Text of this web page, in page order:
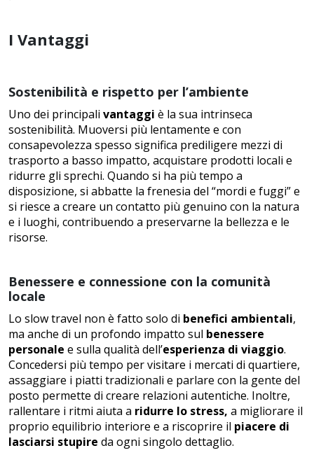
I Vantaggi
Sostenibilità e rispetto per l’ambiente
Uno dei principali vantaggi è la sua intrinseca
sostenibilità. Muoversi più lentamente e con
consapevolezza spesso significa prediligere mezzi di
trasporto a basso impatto, acquistare prodotti locali e
ridurre gli sprechi. Quando si ha più tempo a
disposizione, si abbatte la frenesia del “mordi e fuggi” e
si riesce a creare un contatto più genuino con la natura
e i luoghi, contribuendo a preservarne la bellezza e le
risorse.
Benessere e connessione con la comunità
locale
Lo slow travel non è fatto solo di benefici ambientali,
ma anche di un profondo impatto sul benessere
personale e sulla qualità dell’esperienza di viaggio.
Concedersi più tempo per visitare i mercati di quartiere,
assaggiare i piatti tradizionali e parlare con la gente del
posto permette di creare relazioni autentiche. Inoltre,
rallentare i ritmi aiuta a ridurre lo stress, a migliorare il
proprio equilibrio interiore e a riscoprire il piacere di
lasciarsi stupire da ogni singolo dettaglio.